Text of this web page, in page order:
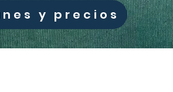
y precios